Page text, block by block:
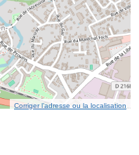
Corriger l’adresse ou la localisation